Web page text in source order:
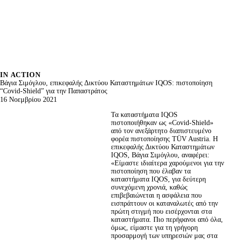
IN ACTION
Βάγια Σιμόγλου, επικεφαλής Δικτύου Καταστημάτων ΙQOS: πιστοποίηση
“Covid-Shield” για την Παπαστράτος
16 Νοεμβρίου 2021
Τα καταστήματα ΙQOS
πιστοποιήθηκαν ως «Covid-Shield»
από τον ανεξάρτητο διαπιστευμένο
φορέα πιστοποίησης TÜV Austria. H
επικεφαλής Δικτύου Καταστημάτων
ΙQOS, Βάγια Σιμόγλου, αναφέρει:
«Είμαστε ιδιαίτερα χαρούμενοι για την
πιστοποίηση που έλαβαν τα
καταστήματα IQOS, για δεύτερη
συνεχόμενη χρονιά, καθώς
επιβεβαιώνεται η ασφάλεια που
εισπράττουν οι καταναλωτές από την
πρώτη στιγμή που εισέρχονται στα
καταστήματα. Πιο περήφανοι από όλα,
όμως, είμαστε για τη γρήγορη
προσαρμογή των υπηρεσιών μας στα